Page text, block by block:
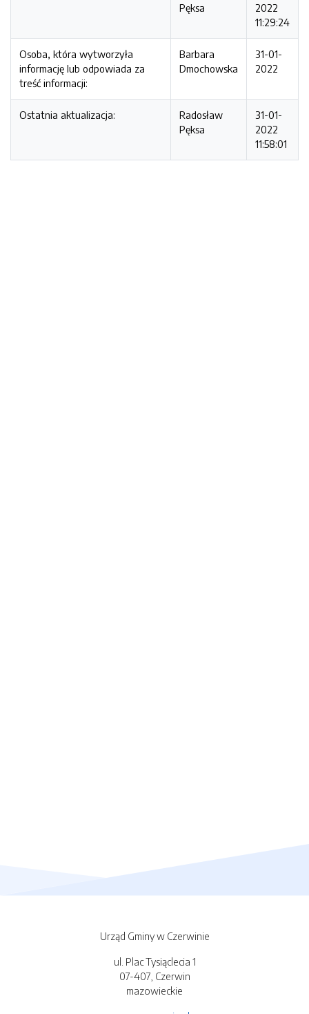
Pęksa
2022
11:29:24
Osoba, która wytworzyła
informację lub odpowiada za
treść informacji:
Barbara
Dmochowska
31-01-
2022
Ostatnia aktualizacja:
Radosław
Pęksa
31-01-
2022
11:58:01
Urząd Gminy w Czerwinie
ul. Plac Tysiąclecia 1
07-407, Czerwin
mazowieckie